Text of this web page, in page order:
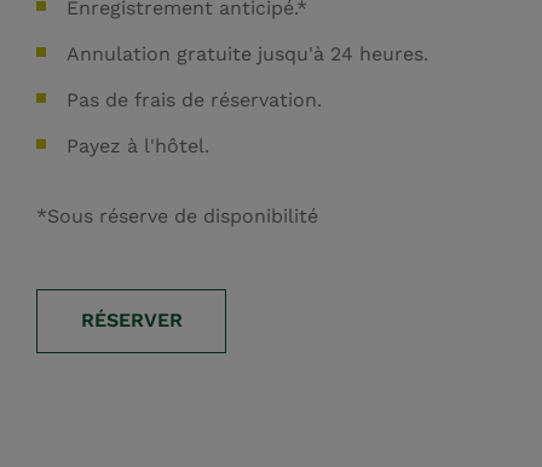
Enregistrement anticipé.*
Annulation gratuite jusqu'à 24 heures.
Pas de frais de réservation.
Payez à l'hôtel.
*Sous réserve de disponibilité
RÉSERVER